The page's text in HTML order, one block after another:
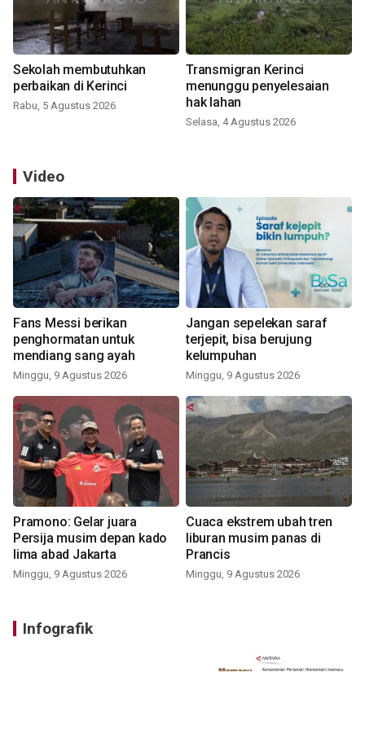
Sekolah membutuhkan
perbaikan di Kerinci
Rabu, 5 Agustus 2026
Transmigran Kerinci
menunggu penyelesaian
hak lahan
Selasa, 4 Agustus 2026
Video
Fans Messi berikan
penghormatan untuk
mendiang sang ayah
Minggu, 9 Agustus 2026
Jangan sepelekan saraf
terjepit, bisa berujung
kelumpuhan
Minggu, 9 Agustus 2026
Pramono: Gelar juara
Persija musim depan kado
lima abad Jakarta
Minggu, 9 Agustus 2026
Cuaca ekstrem ubah tren
liburan musim panas di
Prancis
Minggu, 9 Agustus 2026
Infografik